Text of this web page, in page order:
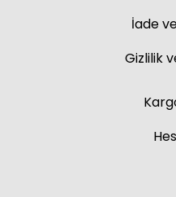
İade
Gizlilik